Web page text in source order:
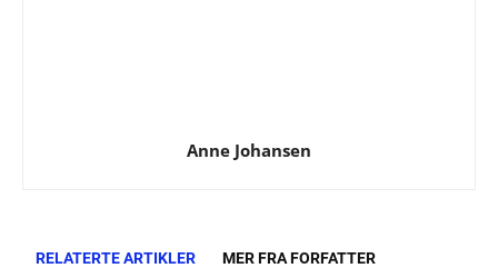
Anne Johansen
RELATERTE ARTIKLER MER FRA FORFATTER